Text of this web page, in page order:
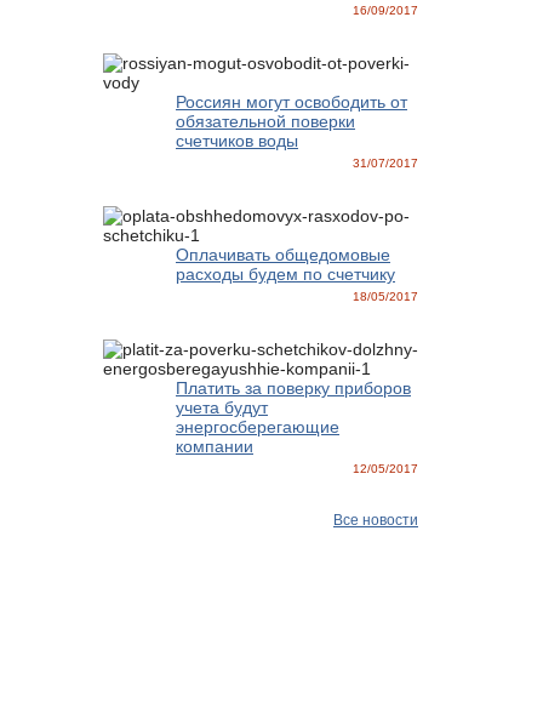
16/09/2017
Россиян могут освободить от
обязательной поверки
счетчиков воды
31/07/2017
Оплачивать общедомовые
расходы будем по счетчику
18/05/2017
Платить за поверку приборов
учета будут
энергосберегающие
компании
12/05/2017
Все новости